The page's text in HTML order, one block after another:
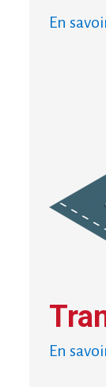
En
En